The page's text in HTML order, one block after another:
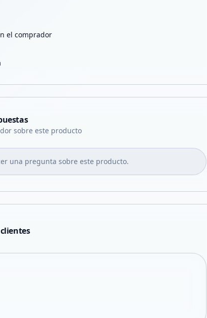
el comprador
sobre este producto
una pregunta sobre este producto.